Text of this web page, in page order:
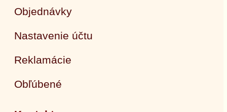
Objednávky
Nastavenie účtu
Reklamácie
Obľúbené